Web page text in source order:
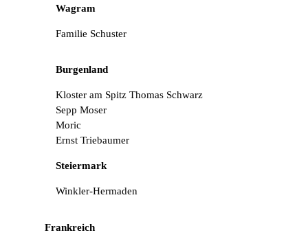
Wagram
Familie Schuster
Burgenland
Kloster am Spitz Thomas Schwarz
Sepp Moser
Moric
Ernst Triebaumer
Steiermark
Winkler-Hermaden
Frankreich